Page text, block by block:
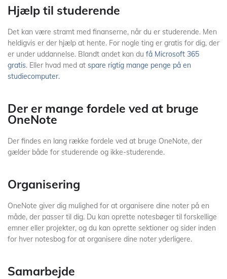
Hjælp til studerende
Det kan være stramt med finanserne, når du er studerende. Men
heldigvis er der hjælp at hente. For nogle ting er gratis for dig, der
er under uddannelse. Blandt andet kan du få Microsoft 365
gratis. Eller hvad med at spare rigtig mange penge på en
studiecomputer.
Der er mange fordele ved at bruge
OneNote
Der findes en lang række fordele ved at bruge OneNote, der
gælder både for studerende og ikke-studerende.
Organisering
OneNote giver dig mulighed for at organisere dine noter på en
måde, der passer til dig. Du kan oprette notesbøger til forskellige
emner eller projekter, og du kan oprette sektioner og sider inden
for hver notesbog for at organisere dine noter yderligere.
Samarbejde